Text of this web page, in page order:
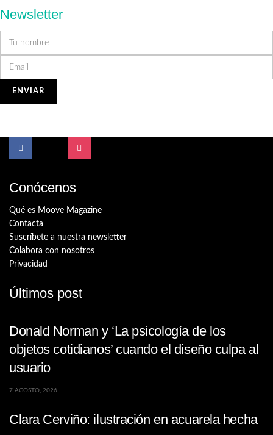
Newsletter
Conócenos
Qué es Moove Magazine
Contacta
Suscríbete a nuestra newsletter
Colabora con nosotros
Privacidad
Últimos post
Donald Norman y ‘La psicología de los
objetos cotidianos’ cuando el diseño culpa al
usuario
7 AGOSTO, 2026
Clara Cerviño: ilustración en acuarela hecha